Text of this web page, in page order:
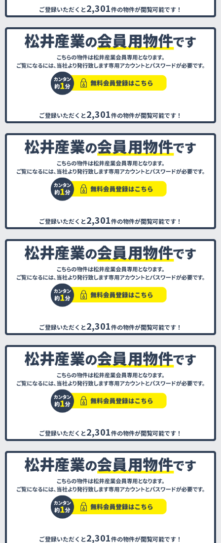
ご登録いただくと2,301件の物件が閲覧可能です！
ご登録いただくと2,301件の物件が閲覧可能です！
ご登録いただくと2,301件の物件が閲覧可能です！
ご登録いただくと2,301件の物件が閲覧可能です！
ご登録いただくと2,301件の物件が閲覧可能です！
ご登録いただくと2,301件の物件が閲覧可能です！